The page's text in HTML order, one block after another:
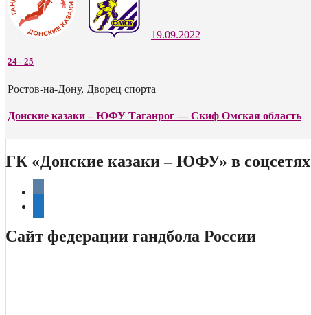
19.09.2022
24 - 25
Ростов-на-Дону, Дворец спорта
Донские казаки – ЮФУ Таганрог — Скиф Омская область
ГК «Донские казаки – ЮФУ» в соцсетях
Сайт федерации гандбола России